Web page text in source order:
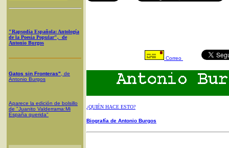
"Rapsodia Española: Antología
de la Poesía Popular", de
Antonio Burgos
Gatos sin Fronteras" , de
Antonio Burgos
Aparece la edición de bolsillo
de "Juanito Valderrama:Mi
España querida"
Correo
¿QUIÉN HACE ESTO?
Biografía de Antonio Burgos